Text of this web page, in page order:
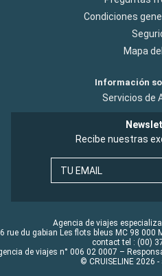
Condiciones
Mapa
Información
Servicios de
Recibe nuestras
TU EMAIL
Agencia de viajes
rue du gabian Les flots bleus MC 98 000
contact tel : (00)
de viajes n° 006 02 0007 –
© CRUISELINE 2026